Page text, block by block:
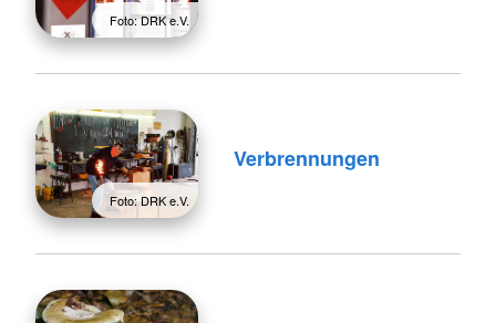
Foto: DRK e.V.
Foto: DRK e.V.
Verbrennungen